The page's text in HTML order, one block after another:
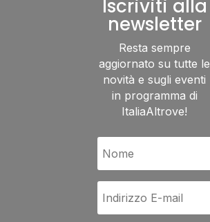
Iscriviti alla
newsletter
Resta sempre
aggiornato su tutte le
novità e sugli eventi
in programma di
ItaliaAltrove!